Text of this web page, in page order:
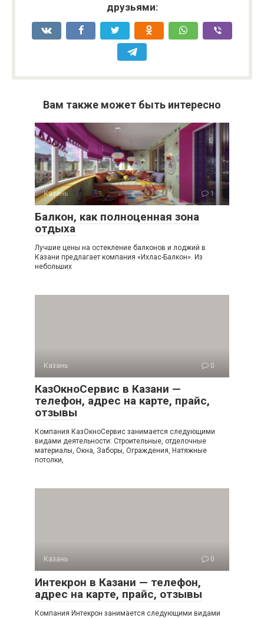
друзьями:
Вам также может быть интересно
Казань 1
Балкон, как полноценная зона
отдыха
Лучшие цены на остекление балконов и лоджий в
Казани предлагает компания «Ихлас-Балкон». Из
небольших
Казань 0
КазОкноСервис в Казани —
телефон, адрес на карте, прайс,
отзывы
Компания КазОкноСервис занимается следующими
видами деятельности: Строительные, отделочные
материалы, Окна, Заборы, Ограждения, Натяжные
потолки,
Казань 0
Интекрон в Казани — телефон,
адрес на карте, прайс, отзывы
Компания Интекрон занимается следующими видами